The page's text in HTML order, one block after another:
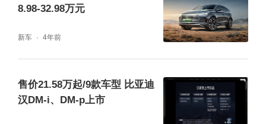
8.98-32.98万元
新车 4年前
售价21.58万起/9款车型 比亚迪
汉DM-i、DM-p上市